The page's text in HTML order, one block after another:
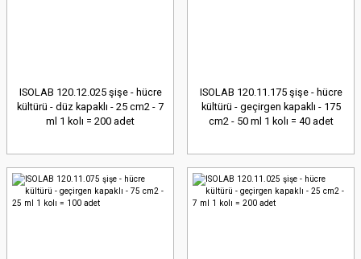
ISOLAB 120.12.025 şişe - hücre
kültürü - düz kapaklı - 25 cm2 - 7
ml 1 kolı = 200 adet
ISOLAB 120.11.175 şişe - hücre
kültürü - geçirgen kapaklı - 175
cm2 - 50 ml 1 kolı = 40 adet